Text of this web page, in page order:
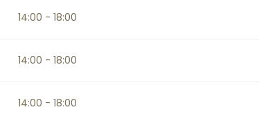
14:00 - 18:00
14:00 - 18:00
14:00 - 18:00